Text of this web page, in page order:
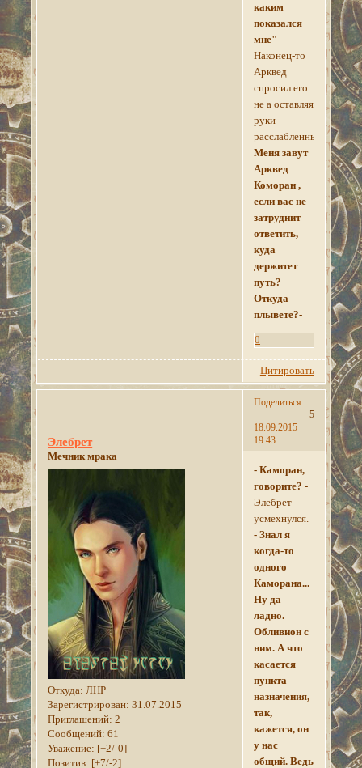
каким
показался
мне"
Наконец-то
Арквед
спросил его
не а оставляя
руки
расслабленными -
Меня завут
Арквед
Коморан ,
если вас не
затруднит
ответить,
куда
держитет
путь?
Откуда
плывете?-
0
Цитировать
Поделиться
5
18.09.2015
19:43
Элебрет
Мечник мрака
Откуда: ЛНР
Зарегистрирован: 31.07.2015
Приглашений: 2
Сообщений: 61
Уважение: [+2/-0]
Позитив: [+7/-2]
- Каморан,
говорите? -
Элебрет
усмехнулся.
- Знал я
когда-то
одного
Каморана...
Ну да
ладно.
Обливион с
ним. А что
касается
пункта
назначения,
так,
кажется, он
у нас
общий. Ведь